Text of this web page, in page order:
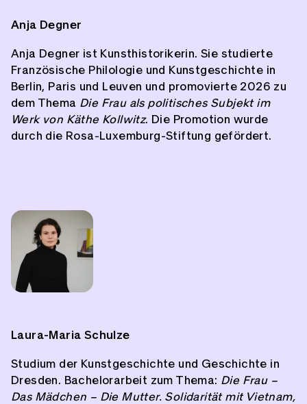
Anja Degner
Anja Degner ist Kunsthistorikerin. Sie studierte
Französische Philologie und Kunstgeschichte in
Berlin, Paris und Leuven und promovierte 2026 zu
dem Thema Die Frau als politisches Subjekt im
Werk von Käthe Kollwitz. Die Promotion wurde
durch die Rosa-Luxemburg-Stiftung gefördert.
Laura-Maria Schulze
Studium der Kunstgeschichte und Geschichte in
Dresden. Bachelorarbeit zum Thema: Die Frau –
Das Mädchen – Die Mutter. Solidarität mit Vietnam,